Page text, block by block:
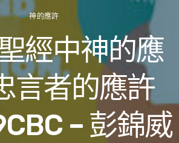
神的應許
經中神的應
言者的應許
– 彭錦威